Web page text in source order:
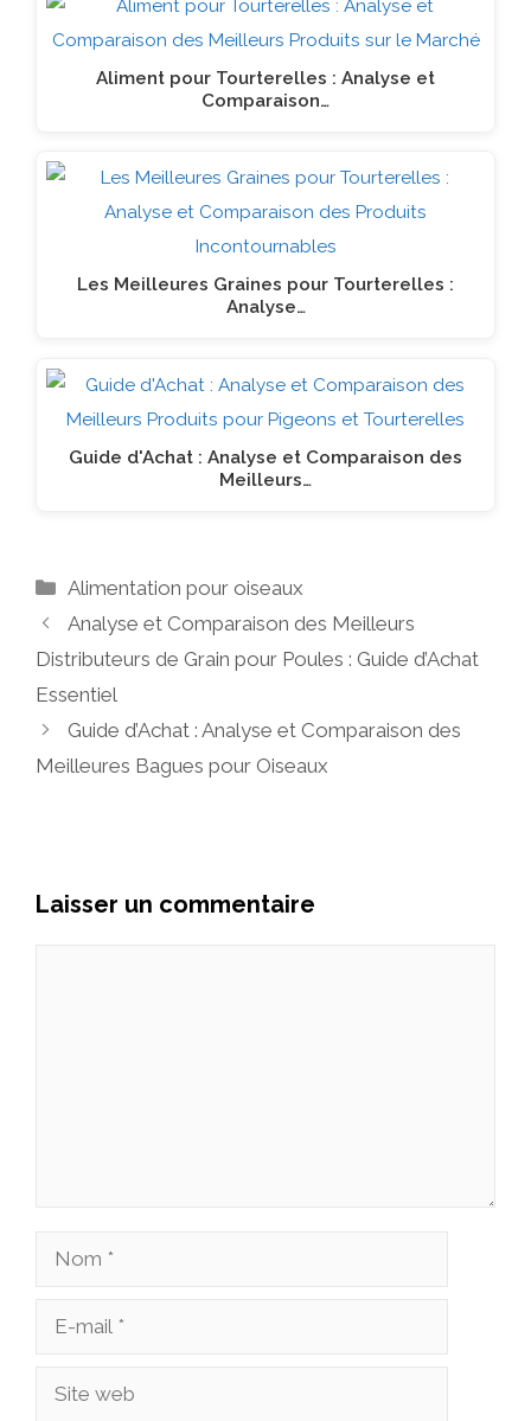
Aliment pour Tourterelles : Analyse et
Comparaison…
Les Meilleures Graines pour Tourterelles :
Analyse…
Guide d'Achat : Analyse et Comparaison des
Meilleurs…
Catégories
Alimentation pour oiseaux
Analyse et Comparaison des Meilleurs
Distributeurs de Grain pour Poules : Guide d’Achat
Essentiel
Guide d’Achat : Analyse et Comparaison des
Meilleures Bagues pour Oiseaux
Laisser un commentaire
Nom
Site